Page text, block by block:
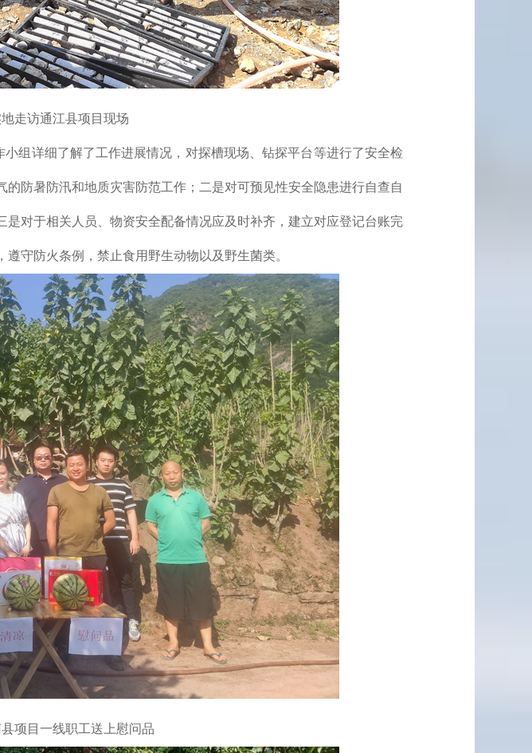
走访通江县项目现场
组详细了解了工作进展情况， 对探槽现场、钻探平台 等进行了安全检
的防暑防汛和地质灾害防范工作；二是对可预见性安全隐患进行自查自
是对于相关人员、物资安全配备情况应及时补齐，建立对应登记台账完
遵守防火条例，禁止食用野生动物以及野生菌类。
项目一线职工送上慰问品